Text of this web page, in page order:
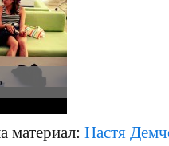
материал: Настя